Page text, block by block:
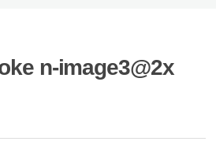
n-image3@2x